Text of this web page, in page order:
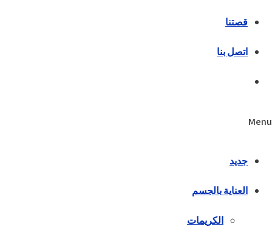
قصتنا
اتصل بنا
Menu
جديد
العناية بالجسم
الكريمات